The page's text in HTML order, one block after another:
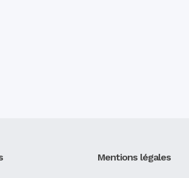
Mentions légales